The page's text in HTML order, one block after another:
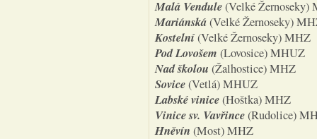
Malá Vendule(Velké Žernoseky)
Mariánská(Velké Žernoseky)
Kostelní(Velké Žernoseky) MHZ
Pod Lovošem (Lovosice) MHUZ
Nad školou (Žalhostice) MHZ
Sovice(Vetlá) MHUZ
Labské vinice(Hoštka) MHZ
Vinice sv. Vavřince(Rudolice)
Hněvín (Most) MHZ